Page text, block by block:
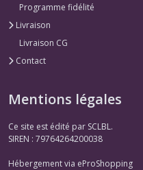
Programme fidélité
Livraison
Livraison CG
Contact
Mentions légales
Ce site est édité par SCLBL.
SIREN : 79764264200038
Hébergement via eProShopping